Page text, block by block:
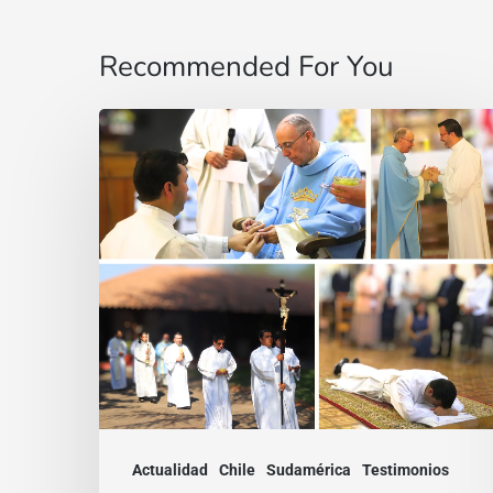
Recommended For You
Actualidad Chile Sudamérica Testimonios
“Un
sí
nace
del
encuentro”:
Testimonio
de
Manuel